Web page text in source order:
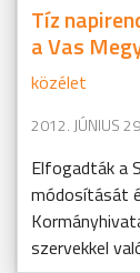
Tíz
a Vas
közélet
2012. JÚNIUS
Elfogadták a
módosítását
szervekkel